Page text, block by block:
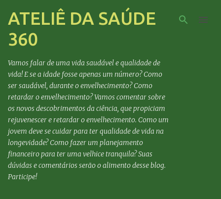
Pular para o conteúdo principal
ATELIÊ DA SAÚDE
360
Vamos falar de uma vida saudável e qualidade de
vida! E se a idade fosse apenas um número? Como
ser saudável, durante o envelhecimento? Como
retardar o envelhecimento? Vamos comentar sobre
os novos descobrimentos da ciência, que propiciam
rejuvenescer e retardar o envelhecimento. Como um
jovem deve se cuidar para ter qualidade de vida na
longevidade? Como fazer um planejamento
financeiro para ter uma velhice tranquila? Suas
dúvidas e comentários serão o alimento desse blog.
Participe!